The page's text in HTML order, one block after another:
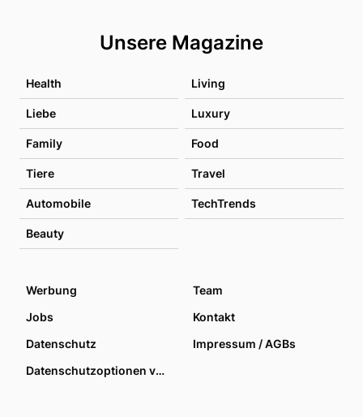
Unsere Magazine
Health Living
Liebe Luxury
Family Food
Tiere Travel
Automobile TechTrends
Beauty
Werbung
Team
Jobs
Kontakt
Datenschutz
Impressum / AGBs
Datenschutzoptionen verwalten